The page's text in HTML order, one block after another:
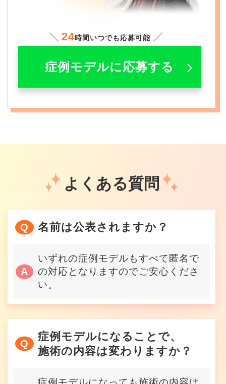
24時間いつでも応募可能
症例モデルに応募する
よくある質問
名前は公表されますか？
いずれの症例モデルもすべて匿名で
の対応となりますのでご安心くださ
い。
症例モデルになることで、
施術の内容は変わりますか？